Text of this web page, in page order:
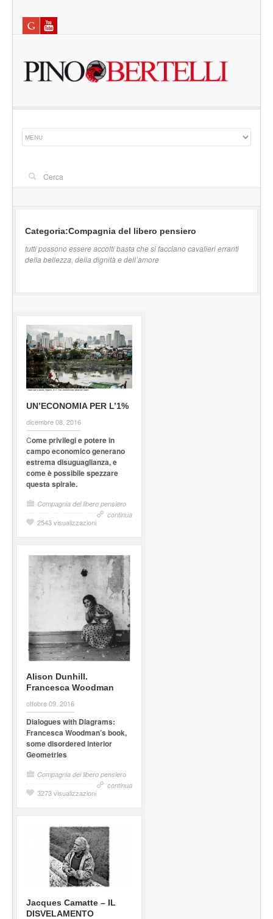
Categoria:Compagnia del libero pensiero
tutti possono essere accolti basta che si facciano cavalieri erranti
della bellezza, della dignità e dell’amore
UN’ECONOMIA PER L’1%
dicembre 08, 2016
Come privilegi e potere in
campo economico generano
estrema disuguaglianza, e
come è possibile spezzare
questa spirale.
Compagnia del libero pensiero
continua
2543 visualizzazioni
Alison Dunhill.
Francesca Woodman
ottobre 09, 2016
Dialogues with Diagrams:
Francesca Woodman’s book,
some disordered interior
Geometries
Compagnia del libero pensiero
continua
3273 visualizzazioni
Jacques Camatte – IL
DISVELAMENTO